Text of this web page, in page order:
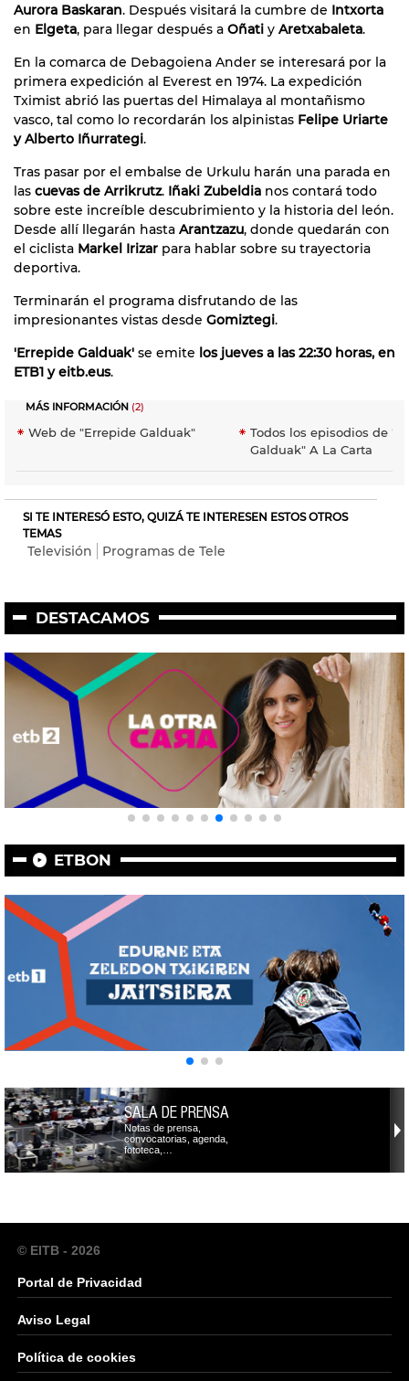
Aurora Baskaran. Después visitará la cumbre de Intxorta
en Elgeta, para llegar después a Oñati y Aretxabaleta.
En la comarca de Debagoiena Ander se interesará por la
primera expedición al Everest en 1974. La expedición
Tximist abrió las puertas del Himalaya al montañismo
vasco, tal como lo recordarán los alpinistas Felipe Uriarte
y Alberto Iñurrategi.
Tras pasar por el embalse de Urkulu harán una parada en
las cuevas de Arrikrutz. Iñaki Zubeldia nos contará todo
sobre este increíble descubrimiento y la historia del león.
Desde allí llegarán hasta Arantzazu, donde quedarán con
el ciclista Markel Irizar para hablar sobre su trayectoria
deportiva.
Terminarán el programa disfrutando de las
impresionantes vistas desde Gomiztegi.
'Errepide Galduak' se emite los jueves a las 22:30 horas, en
ETB1 y eitb.eus.
MÁS INFORMACIÓN (2)
Web de "Errepide Galduak"
Todos los episodios de
Galduak" A La Carta
SI TE INTERESÓ ESTO, QUIZÁ TE INTERESEN ESTOS OTROS
TEMAS
Televisión Programas de Tele
DESTACAMOS
ETBON
SALA DE PRENSA
Notas de prensa,
convocatorias, agenda,
fototeca,…
© EITB - 2026
Portal de Privacidad
Aviso Legal
Política de cookies